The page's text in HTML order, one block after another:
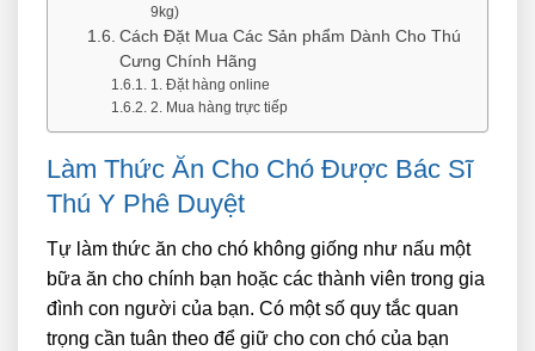
9kg)
Cách Đặt Mua Các Sản phẩm Dành Cho Thú
Cưng Chính Hãng
1. Đặt hàng online
2. Mua hàng trực tiếp
Làm Thức Ăn Cho Chó Được Bác Sĩ
Thú Y Phê Duyệt
Tự làm thức ăn cho chó không giống như nấu một
bữa ăn cho chính bạn hoặc các thành viên trong gia
đình con người của bạn. Có một số quy tắc quan
trọng cần tuân theo để giữ cho con chó của bạn